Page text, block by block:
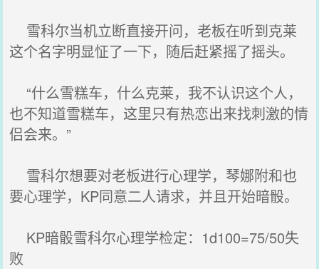
雪科尔当机立断直接开问，老板在听到克莱
这个名字明显怔了一下，随后赶紧摇了摇头。
“什么雪糕车，什么克莱，我不认识这个人，
也不知道雪糕车，这里只有热恋出来找刺激的情
侣会来。”
雪科尔想要对老板进行心理学，琴娜附和也
要心理学，KP同意二人请求，并且开始暗骰。
KP暗骰雪科尔心理学检定：1d100=75/50失
败